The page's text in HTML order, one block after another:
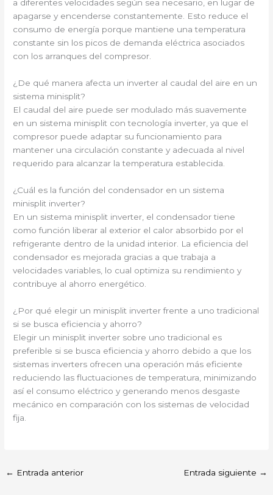
a diferentes velocidades según sea necesario, en lugar de
apagarse y encenderse constantemente. Esto reduce el
consumo de energía porque mantiene una temperatura
constante sin los picos de demanda eléctrica asociados
con los arranques del compresor.
¿De qué manera afecta un inverter al caudal del aire en un
sistema minisplit?
El caudal del aire puede ser modulado más suavemente
en un sistema minisplit con tecnología inverter, ya que el
compresor puede adaptar su funcionamiento para
mantener una circulación constante y adecuada al nivel
requerido para alcanzar la temperatura establecida.
¿Cuál es la función del condensador en un sistema
minisplit inverter?
En un sistema minisplit inverter, el condensador tiene
como función liberar al exterior el calor absorbido por el
refrigerante dentro de la unidad interior. La eficiencia del
condensador es mejorada gracias a que trabaja a
velocidades variables, lo cual optimiza su rendimiento y
contribuye al ahorro energético.
¿Por qué elegir un minisplit inverter frente a uno tradicional
si se busca eficiencia y ahorro?
Elegir un minisplit inverter sobre uno tradicional es
preferible si se busca eficiencia y ahorro debido a que los
sistemas inverters ofrecen una operación más eficiente
reduciendo las fluctuaciones de temperatura, minimizando
así el consumo eléctrico y generando menos desgaste
mecánico en comparación con los sistemas de velocidad
fija.
← Entrada anterior Entrada siguiente →